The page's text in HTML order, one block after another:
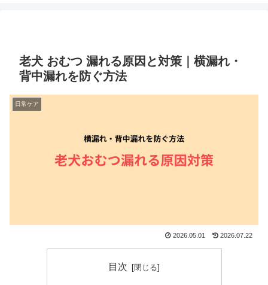
老犬 おむつ 漏れる原因と対策｜横漏れ・
背中漏れを防ぐ方法
日常ケア
2026.05.01 2026.07.22
目次